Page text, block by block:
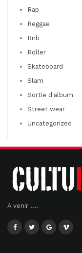
Rap
Reggae
Rnb
Roller
Skateboard
Slam
Sortie d'album
Street wear
Uncategorized
A venir ....